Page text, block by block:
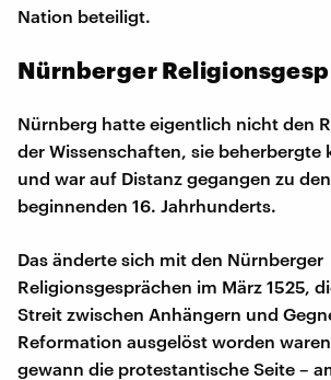
Nation beteiligt.
Nürnberger
Nürnberg hatte eigentlich nicht den
der Wissenschaften, sie beherbergte
und war auf Distanz gegangen zu
beginnenden 16. Jahrhunderts.
Das änderte sich mit den Nürnberger
Religionsgesprächen im März 1525,
Streit zwischen Anhängern und
Reformation ausgelöst worden
gewann die protestantische Seite –